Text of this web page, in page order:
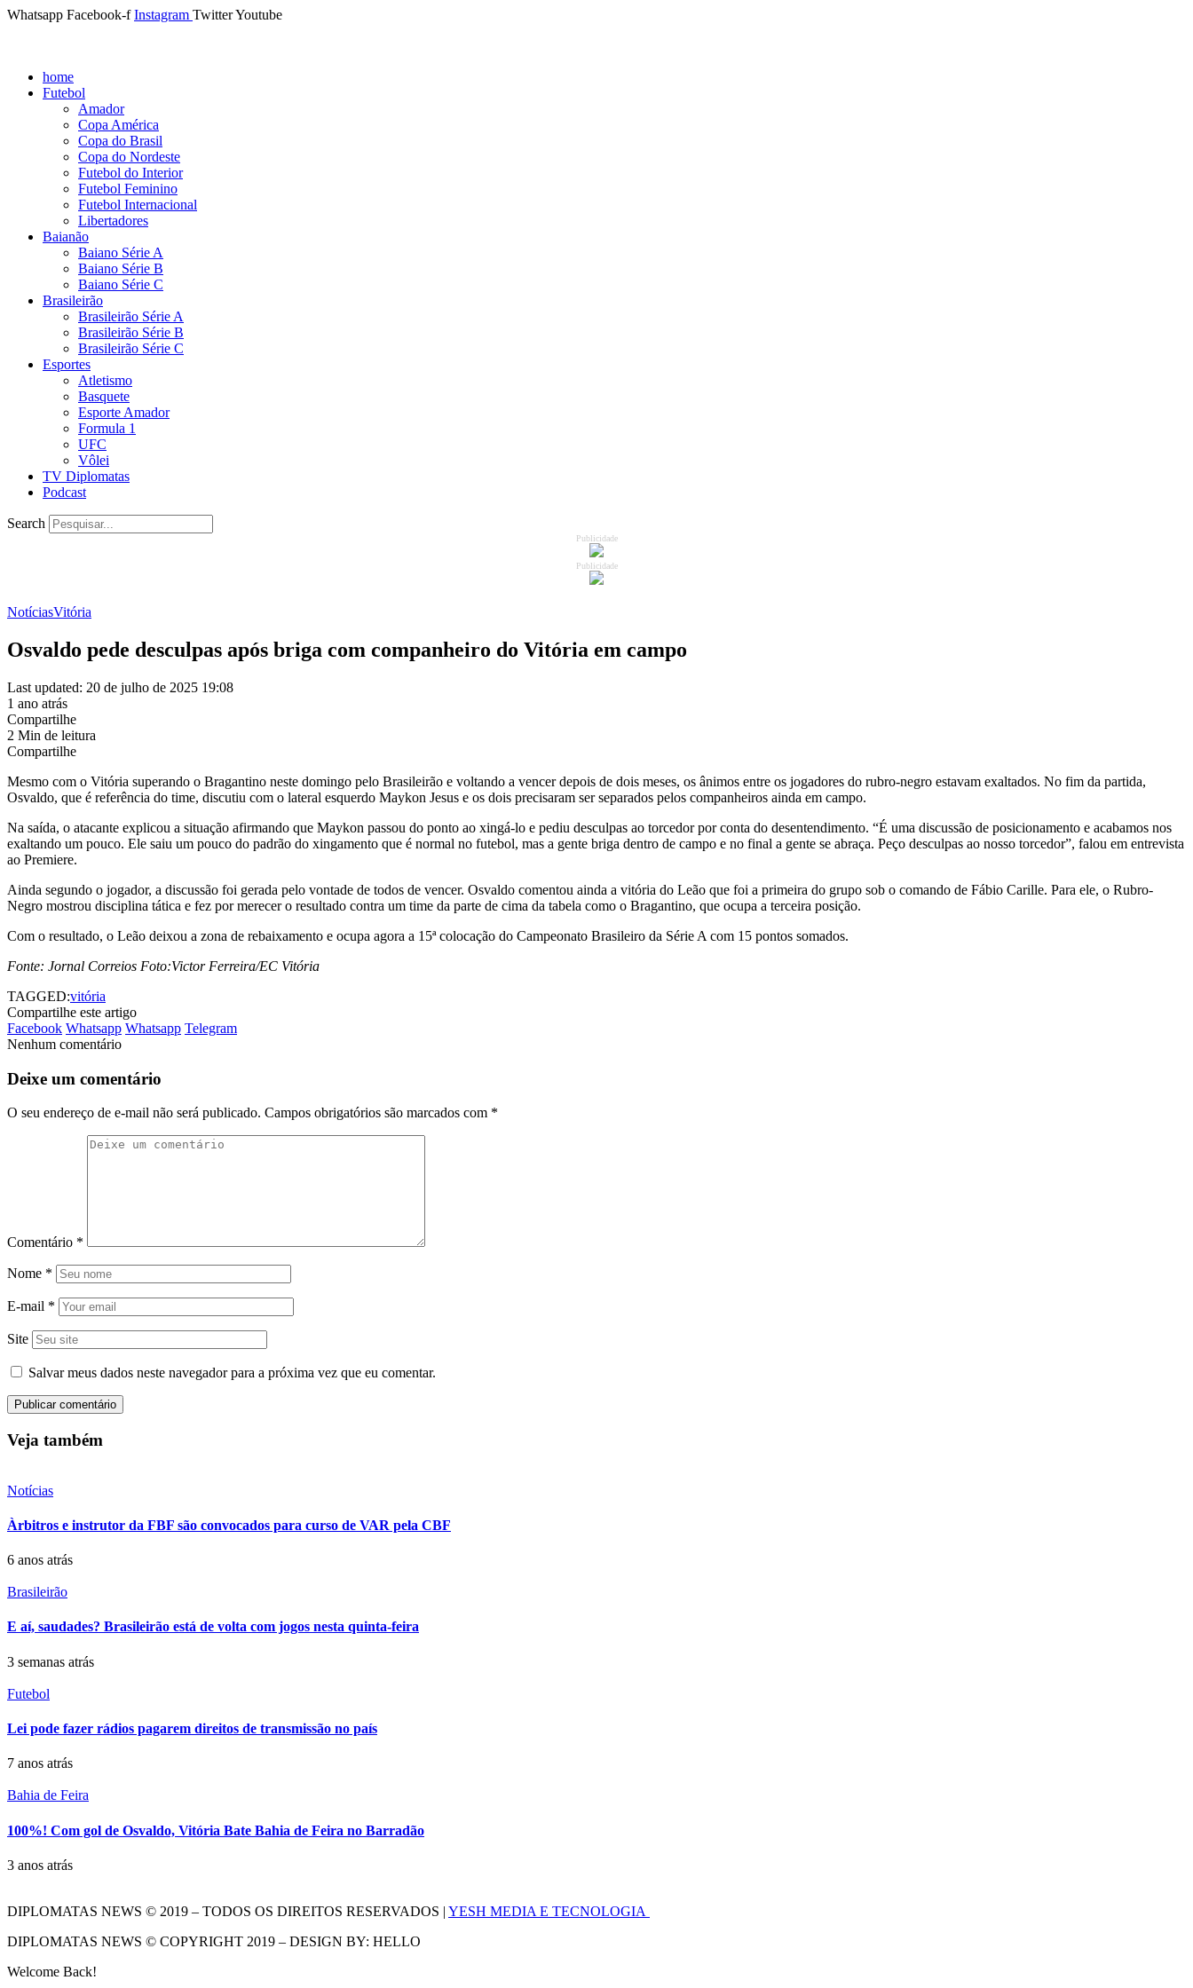
Whatsapp Facebook-f Instagram TwitterYoutube
home
Futebol
Amador
Copa América
Copa do Brasil
Copa do Nordeste
Futebol do Interior
Futebol Feminino
Futebol Internacional
Libertadores
Baianão
Baiano Série A
Baiano Série B
Baiano Série C
Brasileirão
Brasileirão Série A
Brasileirão Série B
Brasileirão Série C
Esportes
Atletismo
Basquete
Esporte Amador
Formula 1
UFC
Vôlei
TV Diplomatas
Podcast
Search
Publicidade
Publicidade
NotíciasVitória
Osvaldo pede desculpas após briga com companheiro do Vitória em campo
Last updated: 20 de julho de 2025 19:08
1 ano atrás
Compartilhe
2 Min de leitura
Compartilhe
Mesmo com o Vitória superando o Bragantino neste domingo pelo Brasileirão e voltando a vencer depois de dois meses, os ânimos entre os jogadores do rubro-negro estavam exaltados. No fim da partida,
Osvaldo, que é referência do time, discutiu com o lateral esquerdo Maykon Jesus e os dois precisaram ser separados pelos companheiros ainda em campo.
Na saída, o atacante explicou a situação afirmando que Maykon passou do ponto ao xingá-lo e pediu desculpas ao torcedor por conta do desentendimento. “É uma discussão de posicionamento e acabamos nos
exaltando um pouco. Ele saiu um pouco do padrão do xingamento que é normal no futebol, mas a gente briga dentro de campo e no final a gente se abraça. Peço desculpas ao nosso torcedor”, falou em entrevista
ao Premiere.
Ainda segundo o jogador, a discussão foi gerada pelo vontade de todos de vencer. Osvaldo comentou ainda a vitória do Leão que foi a primeira do grupo sob o comando de Fábio Carille. Para ele, o Rubro-
Negro mostrou disciplina tática e fez por merecer o resultado contra um time da parte de cima da tabela como o Bragantino, que ocupa a terceira posição.
Com o resultado, o Leão deixou a zona de rebaixamento e ocupa agora a 15ª colocação do Campeonato Brasileiro da Série A com 15 pontos somados.
Fonte: Jornal Correios Foto:Victor Ferreira/EC Vitória
TAGGED:vitória
Compartilhe este artigo
Facebook Whatsapp Whatsapp Telegram
Nenhum comentário
Deixe um comentário
O seu endereço de e-mail não será publicado. Campos obrigatórios são marcados com *
Comentário *
Nome *
E-mail *
Site
Salvar meus dados neste navegador para a próxima vez que eu comentar.
Veja também
Notícias
Àrbitros e instrutor da FBF são convocados para curso de VAR pela CBF
6 anos atrás
Brasileirão
E aí, saudades? Brasileirão está de volta com jogos nesta quinta-feira
3 semanas atrás
Futebol
Lei pode fazer rádios pagarem direitos de transmissão no país
7 anos atrás
Bahia de Feira
100%! Com gol de Osvaldo, Vitória Bate Bahia de Feira no Barradão
3 anos atrás
DIPLOMATAS NEWS © 2019 – TODOS OS DIREITOS RESERVADOS | YESH MEDIA E TECNOLOGIA
DIPLOMATAS NEWS © COPYRIGHT 2019 – DESIGN BY: HELLO
Welcome Back!